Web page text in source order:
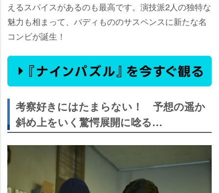
えるスパイスがあるのも最高です。演技派2人の独特な
魅力も相まって、バディもののサスペンスに新たな名
コンビが誕生！
考察好きにはたまらない！ 予想の遥か
斜め上をいく驚愕展開に唸る…